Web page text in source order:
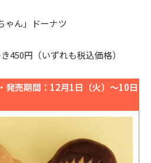
ゃん」ドーナツ
450円（いずれも税込価格）
発売期間：12月1日（火）～10日